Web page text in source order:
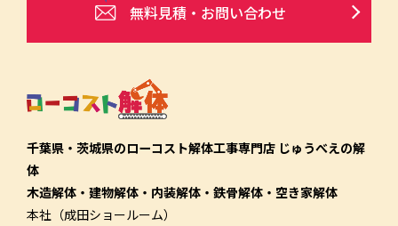
無料見積・お問い合わせ
千葉県・茨城県のローコスト解体工事専門店 じゅうべえの解
体
木造解体・建物解体・内装解体・鉄骨解体・空き家解体
本社（成田ショールーム）